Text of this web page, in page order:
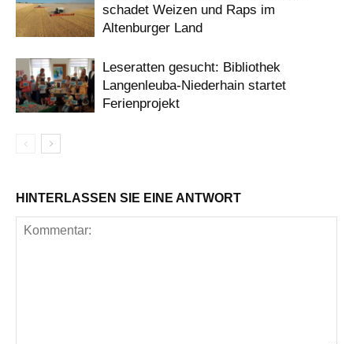
schadet Weizen und Raps im
Altenburger Land
Leseratten gesucht: Bibliothek
Langenleuba-Niederhain startet
Ferienprojekt
HINTERLASSEN SIE EINE ANTWORT